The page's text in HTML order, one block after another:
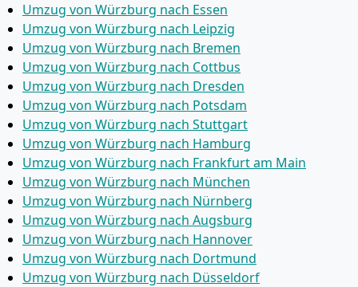
Umzug von Würzburg nach Essen
Umzug von Würzburg nach Leipzig
Umzug von Würzburg nach Bremen
Umzug von Würzburg nach Cottbus
Umzug von Würzburg nach Dresden
Umzug von Würzburg nach Potsdam
Umzug von Würzburg nach Stuttgart
Umzug von Würzburg nach Hamburg
Umzug von Würzburg nach Frankfurt am Main
Umzug von Würzburg nach München
Umzug von Würzburg nach Nürnberg
Umzug von Würzburg nach Augsburg
Umzug von Würzburg nach Hannover
Umzug von Würzburg nach Dortmund
Umzug von Würzburg nach Düsseldorf